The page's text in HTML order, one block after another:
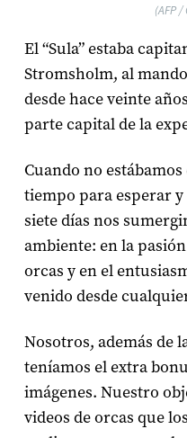
(AFP /
El “Sula” estaba
Stromsholm, al
desde hace veinte
parte capital de la
Cuando no
tiempo para esperar
siete días nos
ambiente: en la
orcas y en el
venido desde
Nosotros, además de
teníamos el extra
imágenes. Nuestro
videos de orcas que